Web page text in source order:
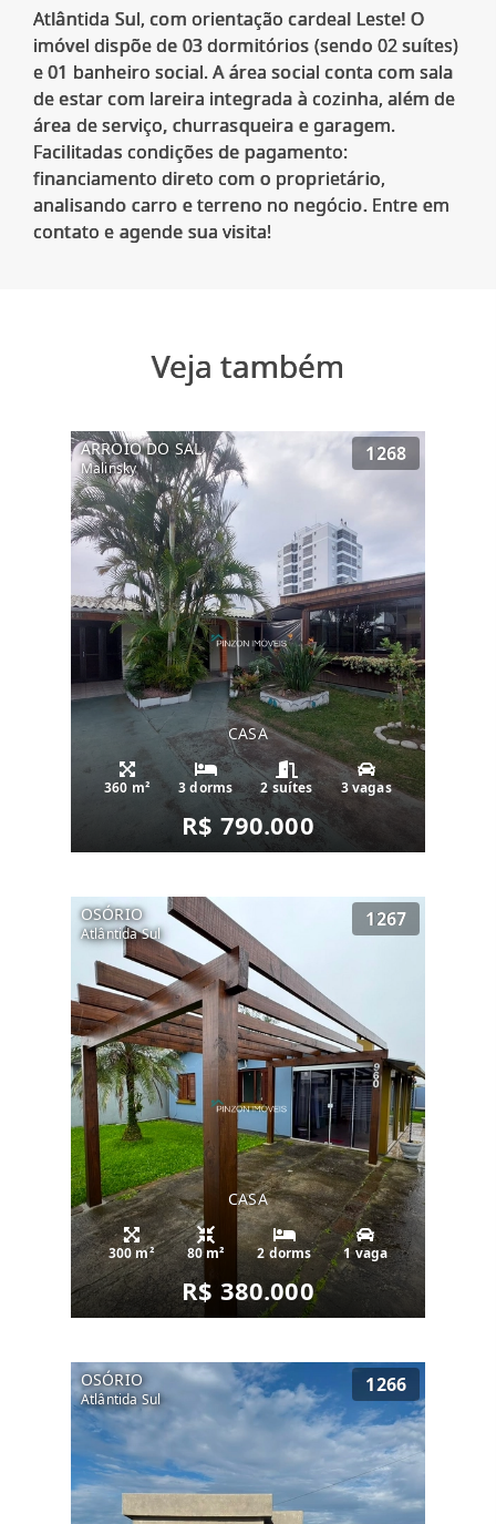
Atlântida Sul, com orientação cardeal Leste! O
imóvel dispõe de 03 dormitórios (sendo 02 suítes)
e 01 banheiro social. A área social conta com sala
de estar com lareira integrada à cozinha, além de
área de serviço, churrasqueira e garagem.
Facilitadas condições de pagamento:
financiamento direto com o proprietário,
analisando carro e terreno no negócio. Entre em
Veja também
ARROIO DO SAL
Malinsky
1268
CASA
360 m² 3 dorms 2 suítes 3 vagas
R$ 790.000
OSÓRIO
Atlântida Sul
1267
CASA
300 m² 80 m² 2 dorms 1 vaga
R$ 380.000
OSÓRIO
Atlântida Sul
1266